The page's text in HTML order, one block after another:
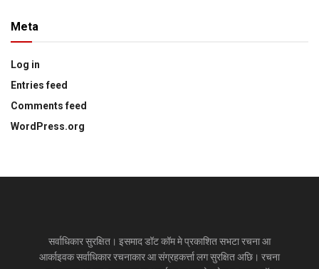
Meta
Log in
Entries feed
Comments feed
WordPress.org
सर्वाधिकार सुरक्षित। इसमाद डॉट कॉम मे प्रकाशित सभटा रचना आ
आर्काइवक सर्वाधिकार रचनाकार आ संग्रहकर्त्ता लग सुरक्षित अछि। रचना